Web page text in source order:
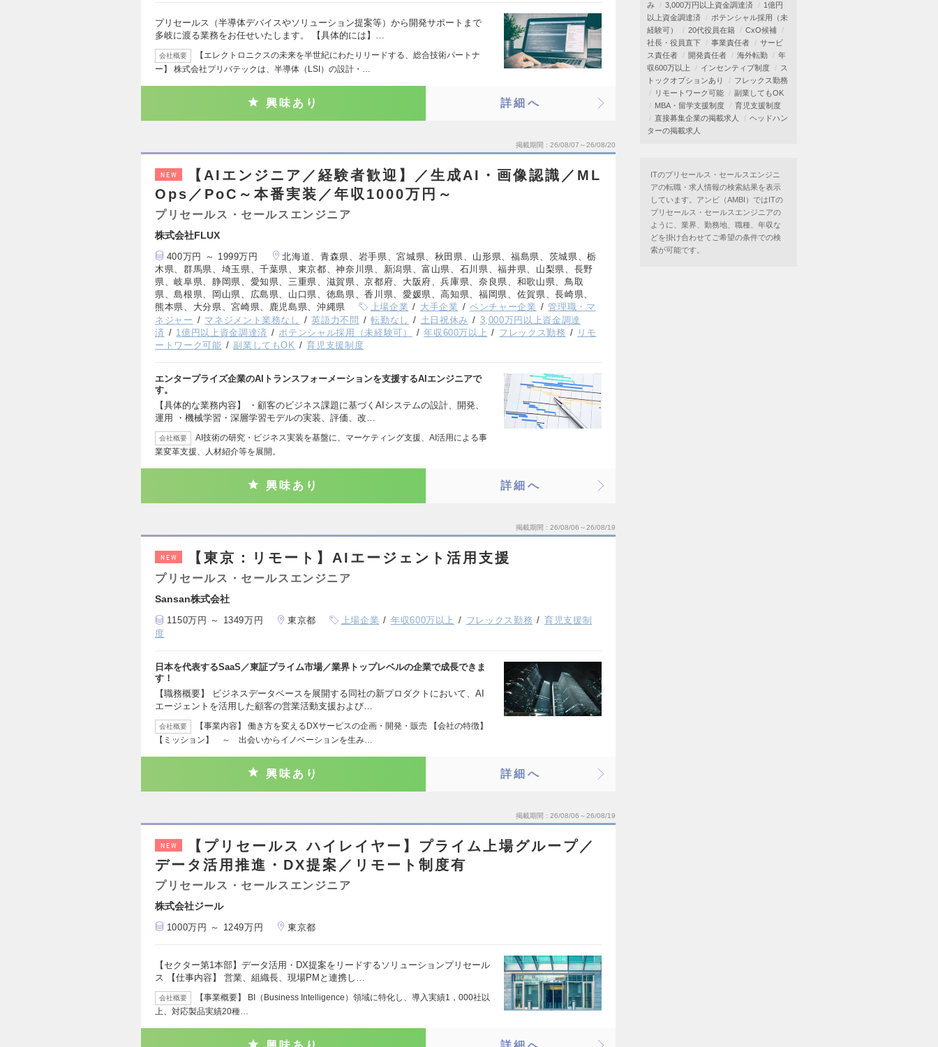
プリセールス（半導体デバイスやソリューション提案等）から開発サポートまで
多岐に渡る業務をお任せいたします。 【具体的には】…
会社概要
【エレクトロニクスの未来を半世紀にわたりリードする、総合技術パートナ
ー】 株式会社プリバテックは、半導体（LSI）の設計・…
興味あり 詳細へ
掲載期間 26/08/07～26/08/20
NEW
【AIエンジニア／経験者歓迎】／生成AI・画像認識／ML
Ops／PoC～本番実装／年収1000万円～
プリセールス・セールスエンジニア
株式会社FLUX
400万円 ～ 1999万円
北海道、青森県、岩手県、宮城県、秋田県、山形県、福島県、茨城県、栃
木県、群馬県、埼玉県、千葉県、東京都、神奈川県、新潟県、富山県、石川県、福井県、山梨県、長野
県、岐阜県、静岡県、愛知県、三重県、滋賀県、京都府、大阪府、兵庫県、奈良県、和歌山県、鳥取
県、島根県、岡山県、広島県、山口県、徳島県、香川県、愛媛県、高知県、福岡県、佐賀県、長崎県、
熊本県、大分県、宮崎県、鹿児島県、沖縄県
上場企業 大手企業 ベンチャー企業
管理職・マ
ネジャー
マネジメント業務なし 英語力不問 転勤なし 土日祝休み
3,000万円以上資金調達
済
1億円以上資金調達済 ポテンシャル採用（未経験可） 年収600万以上 フレックス勤務
リモ
ートワーク可能
副業してもOK 育児支援制度
エンタープライズ企業のAIトランスフォーメーションを支援するAIエンジニアで
す。
【具体的な業務内容】 ・顧客のビジネス課題に基づくAIシステムの設計、開発、
運用 ・機械学習・深層学習モデルの実装、評価、改…
会社概要
AI技術の研究・ビジネス実装を基盤に、マーケティング支援、AI活用による事
業変革支援、人材紹介等を展開。
興味あり 詳細へ
掲載期間 26/08/06～26/08/19
NEW 【東京：リモート】AIエージェント活用支援
プリセールス・セールスエンジニア
Sansan株式会社
1150万円 ～ 1349万円 東京都 上場企業 年収600万以上 フレックス勤務
育児支援制
度
日本を代表するSaaS／東証プライム市場／業界トップレベルの企業で成長できま
す！
【職務概要】 ビジネスデータベースを展開する同社の新プロダクトにおいて、AI
エージェントを活用した顧客の営業活動支援および…
会社概要
【事業内容】 働き方を変えるDXサービスの企画・開発・販売 【会社の特徴】
【ミッション】 ～ 出会いからイノベーションを生み…
興味あり 詳細へ
掲載期間 26/08/06～26/08/19
NEW
【プリセールス ハイレイヤー】プライム上場グループ／
データ活用推進・DX提案／リモート制度有
プリセールス・セールスエンジニア
株式会社ジール
1000万円 ～ 1249万円 東京都
【セクター第1本部】データ活用・DX提案をリードするソリューションプリセール
ス 【仕事内容】 営業、組織長、現場PMと連携し…
会社概要
【事業概要】 BI（Business Intelligence）領域に特化し、導入実績1，000社以
上、対応製品実績20種…
み
3,000万円以上資金調達済
1億円
以上資金調達済
ポテンシャル採用（未
経験可）
20代役員在籍
CxO候補
社長・役員直下
事業責任者
サービ
ス責任者
開発責任者 海外転勤
年
収600万以上
インセンティブ制度
ス
トックオプションあり
フレックス勤務
リモートワーク可能
副業してもOK
MBA・留学支援制度
育児支援制度
直接募集企業の掲載求人
ヘッドハン
ターの掲載求人
ITのプリセールス・セールスエンジニ
アの転職・求人情報の検索結果を表示
しています。アンビ（AMBI）ではITの
プリセールス・セールスエンジニアの
ように、業界、勤務地、職種、年収な
どを掛け合わせてご希望の条件での検
索が可能です。